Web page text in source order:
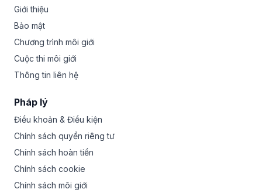
Giới thiệu
Bảo mật
Chương trình môi giới
Cuộc thi môi giới
Thông tin liên hệ
Pháp lý
Điều khoản & Điều kiện
Chính sách quyền riêng tư
Chính sách hoàn tiền
Chính sách cookie
Chính sách môi giới